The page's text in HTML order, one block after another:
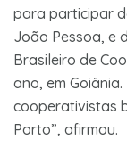
para participar
João Pessoa, e
Brasileiro de
ano, em
cooperativistas
Porto”, afirmou.